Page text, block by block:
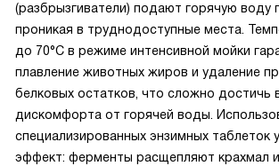
(разбрызгиватели) подают горячую воду
проникая в труднодоступные места.
до 70°C в режиме интенсивной мойки
плавление животных жиров и удаление
белковых остатков, что сложно достичь
дискомфорта от горячей воды.
специализированных энзимных таблеток
эффект: ферменты расщепляют крахмал